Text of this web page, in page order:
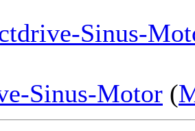
Sinus-
Sinus-Motor (